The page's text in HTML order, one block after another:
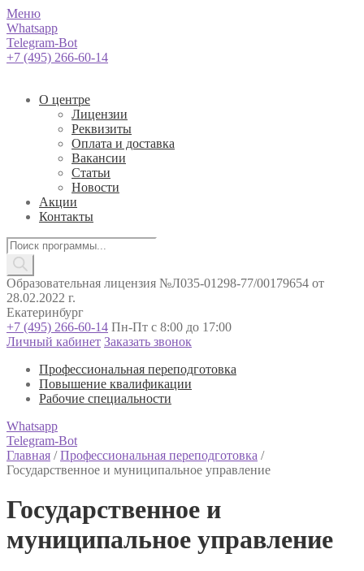
Меню
Whatsapp
Telegram-Bot
+7 (495) 266-60-14
О центре
Лицензии
Реквизиты
Оплата и доставка
Вакансии
Статьи
Новости
Акции
Контакты
Поиск
товаров
Образовательная лицензия №Л035-01298-77/00179654 от
28.02.2022 г.
Екатеринбург
+7 (495) 266-60-14 Пн-Пт с 8:00 до 17:00
Личный кабинет Заказать звонок
Профессиональная переподготовка
Повышение квалификации
Рабочие специальности
Whatsapp
Telegram-Bot
Главная /Профессиональная переподготовка /
Государственное и муниципальное управление
Государственное и
муниципальное управление